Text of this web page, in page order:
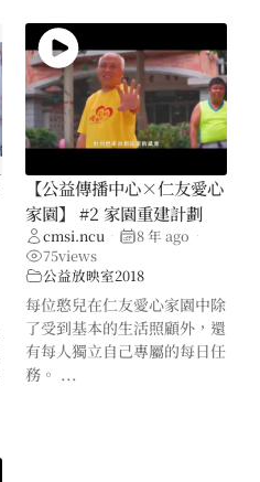
【公益傳播中心×仁友愛心
家園】 #2 家園重建計劃
cmsi.ncu • 8 年 ago •
75views
公益放映室2018
每位憨兒在仁友愛心家園中除
了受到基本的生活照顧外，還
有每人獨立自己專屬的每日任
務。 ...